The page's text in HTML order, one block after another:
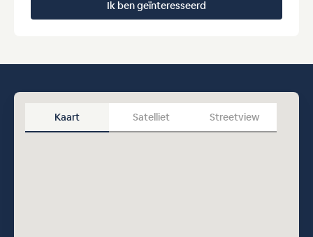
Ik ben geïnteresseerd
Kaart Satelliet Streetview